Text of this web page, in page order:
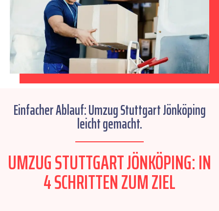
Einfacher Ablauf: Umzug Stuttgart Jönköping
leicht gemacht.
UMZUG STUTTGART JÖNKÖPING: IN
4 SCHRITTEN ZUM ZIEL